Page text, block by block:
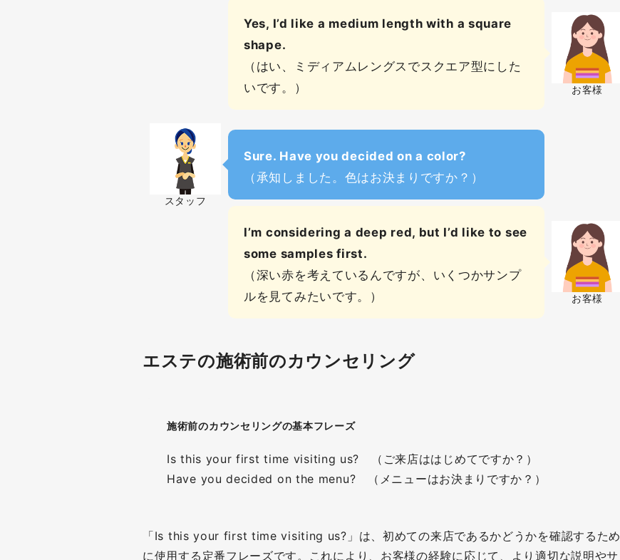
Yes, I’d like a medium length with a square
shape.
（はい、ミディアムレングスでスクエア型にした
いです。）
お客様
スタッフ
Sure. Have you decided on a color?
（承知しました。色はお決まりですか？）
I’m considering a deep red, but I’d like to see
some samples first.
（深い赤を考えているんですが、いくつかサンプ
ルを見てみたいです。）
お客様
エステの施術前のカウンセリング
施術前のカウンセリングの基本フレーズ
Is this your first time visiting us? （ご来店ははじめてですか？）
Have you decided on the menu? （メニューはお決まりですか？）
「Is this your first time visiting us?」は、初めての来店であるかどうかを確認するため
に使用する定番フレーズです。これにより、お客様の経験に応じて、より適切な説明やサ